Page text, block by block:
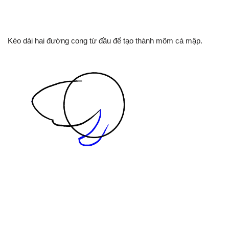
Kéo dài hai đường cong từ đầu để tạo thành mõm cá mập.